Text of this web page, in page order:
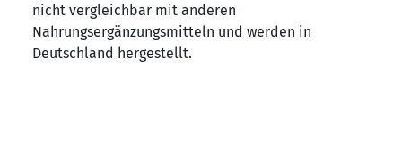
nicht vergleichbar mit anderen
Nahrungsergänzungsmitteln und werden in
Deutschland hergestellt.